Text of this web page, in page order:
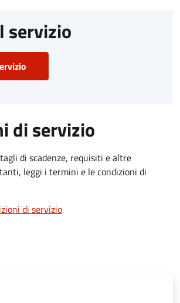
servizio
di servizio
di scadenze, requisiti e altre
leggi i termini e le condizioni di
di servizio